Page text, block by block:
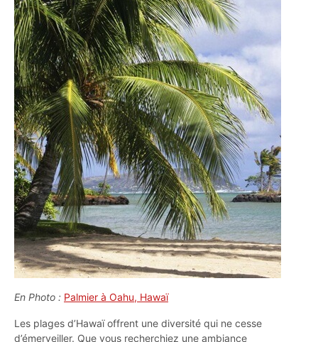
En Photo : Palmier à Oahu, Hawaï
Les plages d’Hawaï offrent une diversité qui ne cesse
d’émerveiller. Que vous recherchiez une ambiance